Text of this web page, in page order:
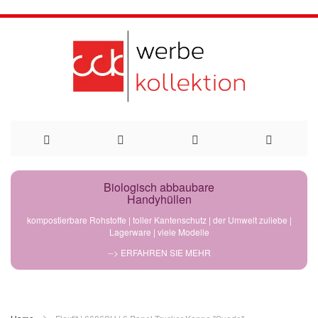
Direkt
Biologisch abbaubare
Handyhüllen
kompostierbare Rohstoffe | toller Kantenschutz | der Umwelt zuliebe |
Lagerware | viele Modelle
--> ERFAHREN SIE MEHR